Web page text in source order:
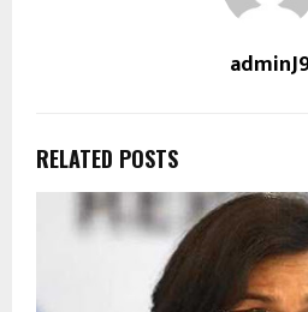
RELATED POSTS